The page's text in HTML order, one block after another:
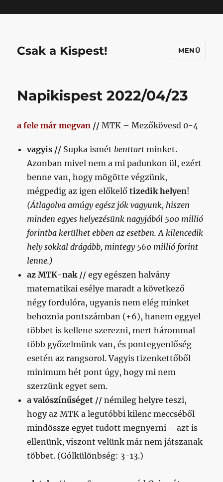
Csak a Kispest! MENÜ
Napikispest 2022/04/23
a fele már megvan // MTK – Mezőkövesd 0-4
vagyis // Supka ismét benttart minket.
Azonban mivel nem a mi padunkon ül, ezért
benne van, hogy mögötte végzünk,
mégpedig az igen előkelőtizedik helyen!
(Átlagolva amúgy egész jók vagyunk, hiszen
minden egyes helyezésünk nagyjából 500 millió
forintba kerülhet ebben az esetben. A kilencedik
hely sokkal drágább, mintegy 560 millió forint
lenne.)
az MTK-nak // egy egészen halvány
matematikai esélye maradt a következő
négy fordulóra, ugyanis nem elég minket
behoznia pontszámban (+6), hanem eggyel
többet is kellene szerezni, mert hárommal
több győzelmünk van, és pontegyenlőség
esetén az rangsorol. Vagyis tizenkettőből
minimum hét pont úgy, hogy mi nem
szerzünk egyet sem.
a valószínűséget // némileg helyre teszi,
hogy az MTK a legutóbbi kilenc meccséből
mindössze egyet tudott megnyerni – azt is
ellenünk, viszont velünk már nem játszanak
többet. (Gólkülönbség: 3-13.)